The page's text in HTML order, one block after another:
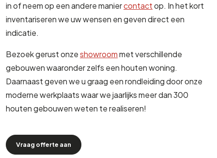
in of neem op een andere maniercontactop. In het kort
inventariseren we uw wensen en geven direct een
indicatie.
Bezoek gerust onzeshowroommet verschillende
gebouwen waaronder zelfs een houten woning.
Daarnaast geven we u graag een rondleiding door onze
moderne werkplaats waar we jaarlijks meer dan 300
houten gebouwen weten te realiseren!
Vraag offerte aan